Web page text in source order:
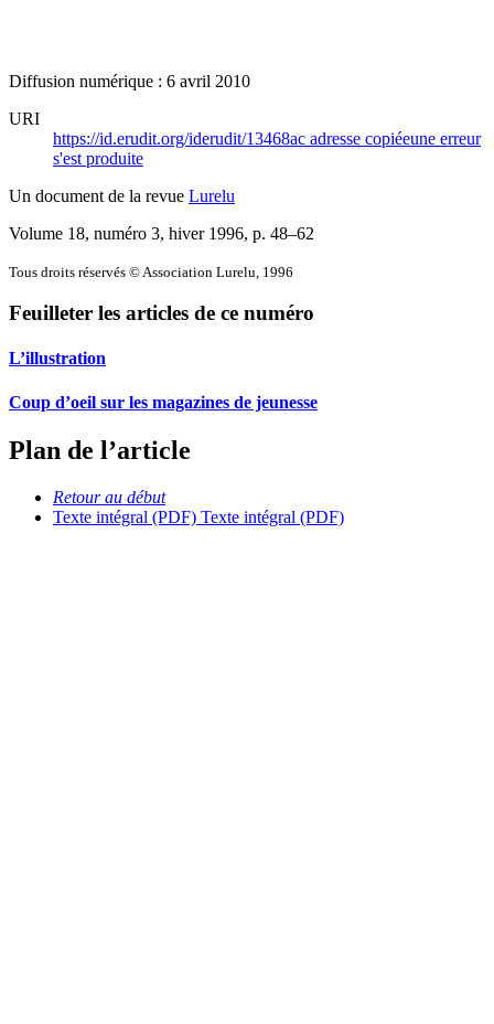
Diffusion numérique : 6 avril 2010
URI
https://id.erudit.org/iderudit/13468ac adresse copiéeune erreur
s'est produite
Un document de la revue Lurelu
Volume 18, numéro 3, hiver 1996, p. 48–62
Tous droits réservés © Association Lurelu, 1996
Feuilleter les articles de ce numéro
L’illustration
Coup d’oeil sur les magazines de jeunesse
Plan de l’article
Retour au début
Texte intégral (PDF) Texte intégral (PDF)